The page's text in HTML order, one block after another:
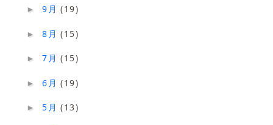
►9月(19)
►8月(15)
►7月(15)
►6月(19)
►5月(13)